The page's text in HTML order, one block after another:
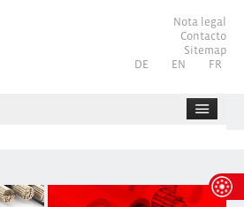
Nota legal
Contacto
Sitemap
Seleccione su idioma
DE EN FR